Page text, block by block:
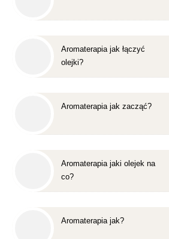
Aromaterapia jak łączyć
olejki?
Aromaterapia jak zacząć?
Aromaterapia jaki olejek na
co?
Aromaterapia jak?